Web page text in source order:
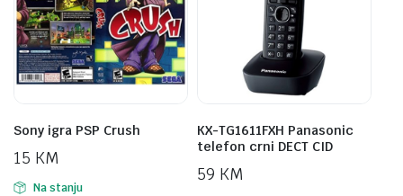
Sony igra PSP Crush
15 KM
Na stanju
KX-TG1611FXH Panasonic
telefon crni DECT CID
59 KM